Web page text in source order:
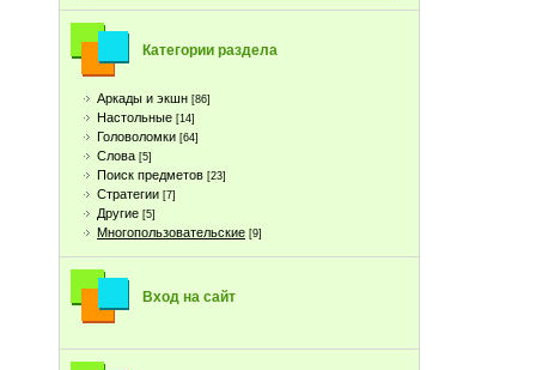
Категории раздела
Аркады и экшн [86]
Настольные [14]
Головоломки [64]
Слова [5]
Поиск предметов [23]
Стратегии [7]
Другие [5]
Многопользовательские [9]
Вход на сайт